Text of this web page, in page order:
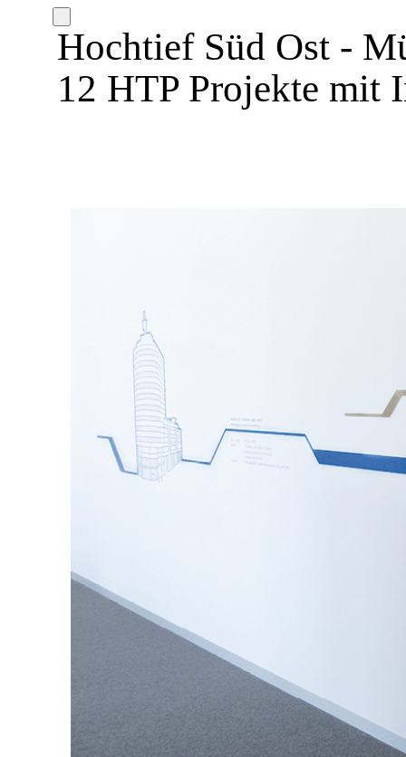
Hochtief Süd Ost -
12 HTP Projekte mit